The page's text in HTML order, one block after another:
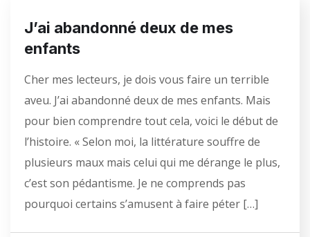
J’ai abandonné deux de mes
enfants
Cher mes lecteurs, je dois vous faire un terrible
aveu. J’ai abandonné deux de mes enfants. Mais
pour bien comprendre tout cela, voici le début de
l’histoire. « Selon moi, la littérature souffre de
plusieurs maux mais celui qui me dérange le plus,
c’est son pédantisme. Je ne comprends pas
pourquoi certains s’amusent à faire péter […]